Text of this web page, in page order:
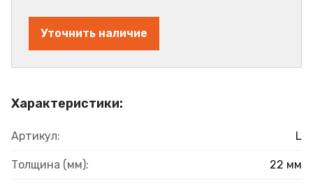
Характеристики:
Артикул: L
Толщина (мм): 22 мм
Уточнить наличие